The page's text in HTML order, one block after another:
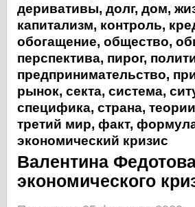
деривативы, долг, дом,
капитализм, контроль,
обогащение, общество,
перспектива, пирог,
предпринимательство,
рынок, секта, система,
специфика, страна, теории
третий мир, факт,
экономический кризис
Валентина
экономического